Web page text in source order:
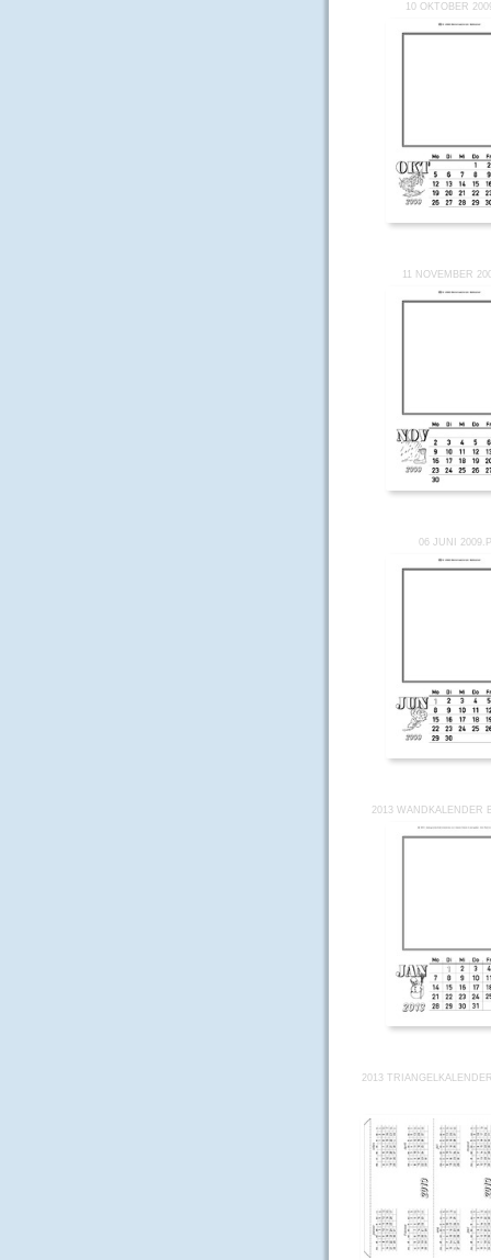
10 OKTOBER
11 NOVEMBER
06 JUNI
2013 WANDKALENDER
2013